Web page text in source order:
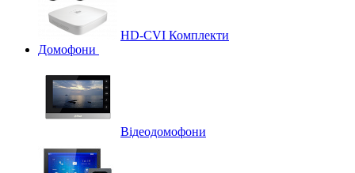
HD-CVI Комплекти
Домофони
Відеодомофони